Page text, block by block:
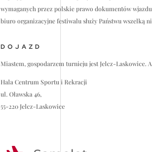
wymaganych przez polskie prawo dokumentów
biuro organizacyjne festiwalu służy Państwu wszelką
DOJAZD
Miastem, gospodarzem turnieju jest Jelcz-Laskowice.
Hala Centrum Sportu i Rekracji
ul. Oławska 46,
55-220 Jelcz-Laskowice